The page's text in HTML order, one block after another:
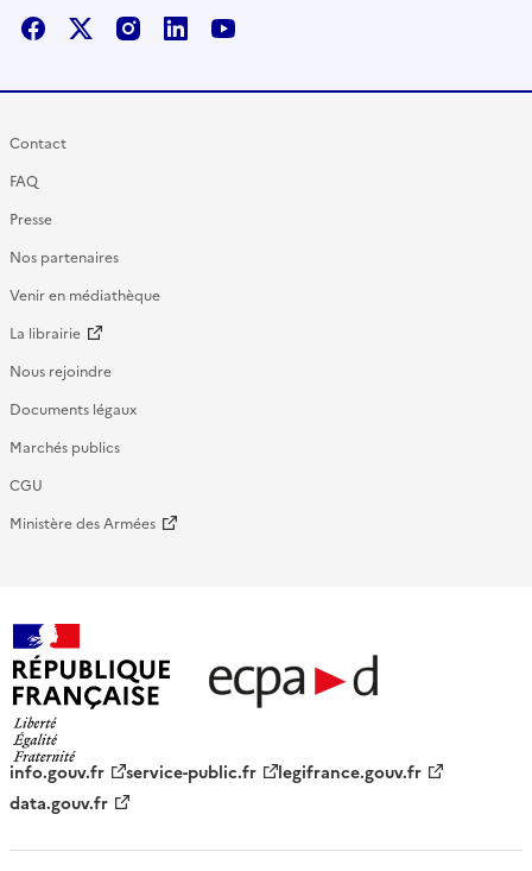
FacebookX / TwitterInstagram
LinkedInYoutube
Contact
FAQ
Presse
Nos partenaires
Venir en médiathèque
La librairie
Nous rejoindre
Documents légaux
Marchés publics
CGU
Ministère des Armées
française - ECPAD
info.gouv.fr service-public.fr
legifrance.gouv.fr
data.gouv.fr